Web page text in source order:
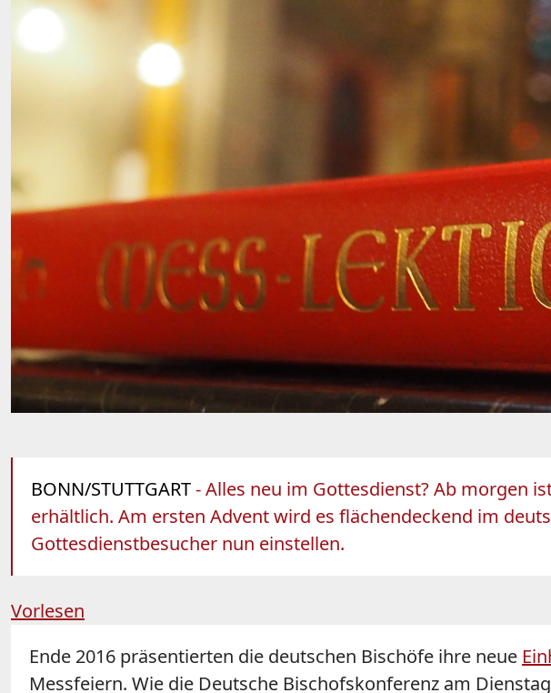
BONN/STUTTGART- Alles neu im Gottesdienst? Ab morgen
erhältlich. Am ersten Advent wird es flächendeckend im
Gottesdienstbesucher nun einstellen.
Vorlesen
Ende 2016 präsentierten die deutschen Bischöfe ihre neue
Messfeiern. Wie die Deutsche Bischofskonferenz am